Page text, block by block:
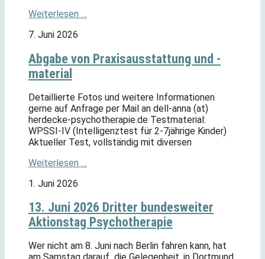
Weiterlesen …
7. Juni 2026
Abgabe von Praxisausstattung und -
material
Detaillierte Fotos und weitere Informationen
gerne auf Anfrage per Mail an dell-anna (at)
herdecke-psychotherapie.de Testmaterial:
WPSSI-IV (Intelligenztest für 2-7jährige Kinder)
Aktueller Test, vollständig mit diversen
Weiterlesen …
1. Juni 2026
13. Juni 2026 Dritter bundesweiter
Aktionstag Psychotherapie
Wer nicht am 8. Juni nach Berlin fahren kann, hat